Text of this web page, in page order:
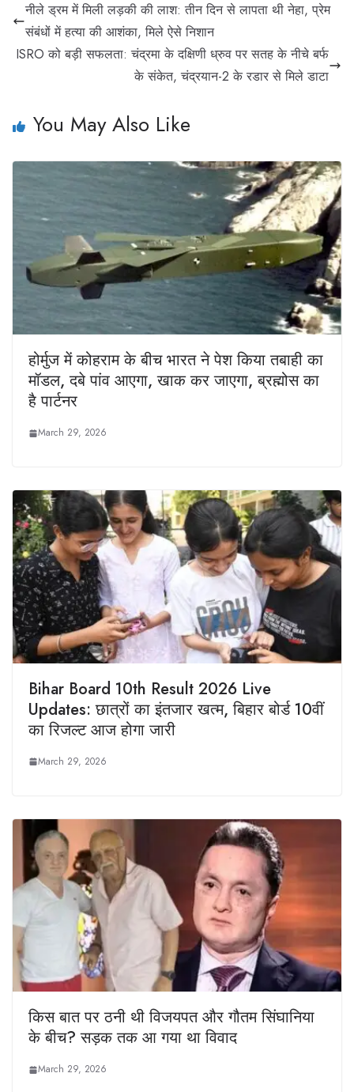
नीले ड्रम में मिली लड़की की लाश: तीन दिन से लापता थी नेहा, प्रेम
संबंधों में हत्या की आशंका, मिले ऐसे निशान
ISRO को बड़ी सफलता: चंद्रमा के दक्षिणी ध्रुव पर सतह के नीचे बर्फ
के संकेत, चंद्रयान-2 के रडार से मिले डाटा
You May Also Like
होर्मुज में कोहराम के बीच भारत ने पेश किया तबाही का
मॉडल, दबे पांव आएगा, खाक कर जाएगा, ब्रह्मोस का
है पार्टनर
March 29, 2026
Bihar Board 10th Result 2026 Live
Updates: छात्रों का इंतजार खत्म, बिहार बोर्ड 10वीं
का रिजल्ट आज होगा जारी
March 29, 2026
किस बात पर ठनी थी विजयपत और गौतम सिंघानिया
के बीच? सड़क तक आ गया था विवाद
March 29, 2026